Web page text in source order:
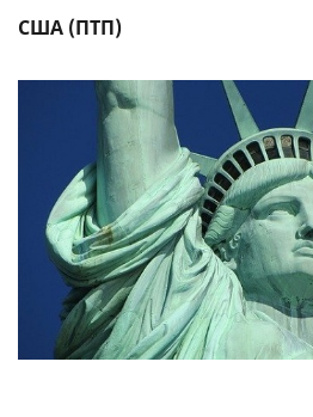
США (ПТП)